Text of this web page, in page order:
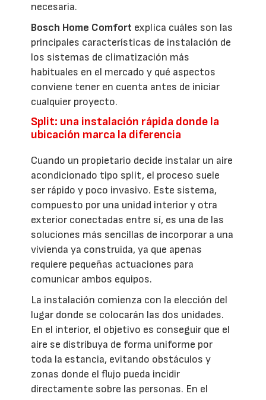
necesaria.
Bosch Home Comfort explica cuáles son las
principales características de instalación de
los sistemas de climatización más
habituales en el mercado y qué aspectos
conviene tener en cuenta antes de iniciar
cualquier proyecto.
Split: una instalación rápida donde la
ubicación marca la diferencia
Cuando un propietario decide instalar un aire
acondicionado tipo split, el proceso suele
ser rápido y poco invasivo. Este sistema,
compuesto por una unidad interior y otra
exterior conectadas entre sí, es una de las
soluciones más sencillas de incorporar a una
vivienda ya construida, ya que apenas
requiere pequeñas actuaciones para
comunicar ambos equipos.
La instalación comienza con la elección del
lugar donde se colocarán las dos unidades.
En el interior, el objetivo es conseguir que el
aire se distribuya de forma uniforme por
toda la estancia, evitando obstáculos y
zonas donde el flujo pueda incidir
directamente sobre las personas. En el